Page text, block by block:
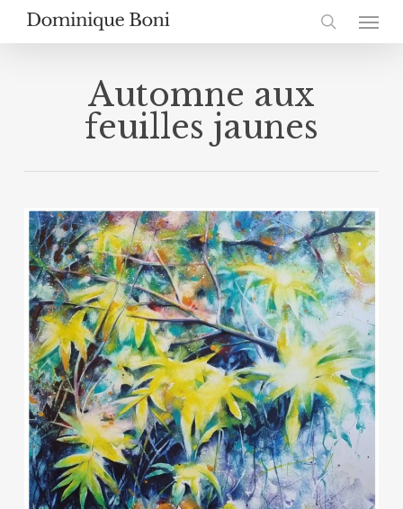
Skip
main
search
Menu
Automne aux
feuilles jaunes